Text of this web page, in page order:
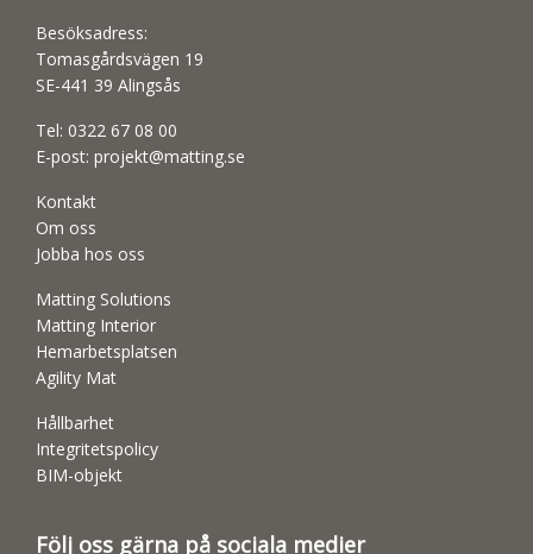
Besöksadress:
Tomasgårdsvägen 19
SE-441 39 Alingsås
Tel: 0322 67 08 00
E-post: projekt@matting.se
Kontakt
Om oss
Jobba hos oss
Matting Solutions
Matting Interior
Hemarbetsplatsen
Agility Mat
Hållbarhet
Integritetspolicy
BIM-objekt
Följ oss gärna på sociala medier